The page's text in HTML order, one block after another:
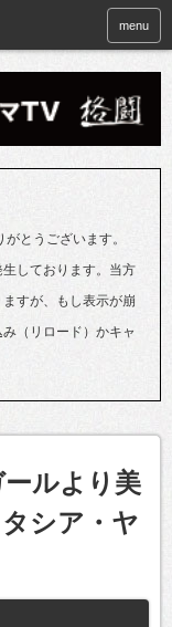
menu
とうございます。
しております。当方
すが、もし表示が崩
（リロード）かキャ
ールより美
シア・ヤ